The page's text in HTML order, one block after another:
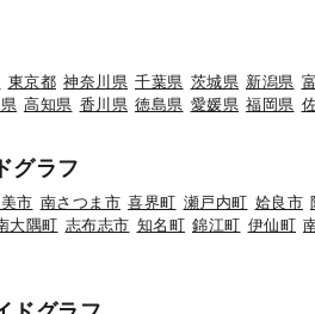
東京都 神奈川県 千葉県 茨城県 新潟県
高知県 香川県 徳島県 愛媛県 福岡県
グラフ
市 南さつま市 喜界町 瀬戸内町 姶良市
大隅町 志布志市 知名町 錦江町 伊仙町